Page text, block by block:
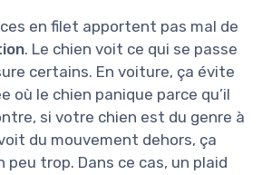
en filet apportent pas mal de
. Le chien voit ce qui se passe
certains. En voiture, ça évite
où le chien panique parce qu’il
si votre chien est du genre à
du mouvement dehors, ça
trop. Dans ce cas, un plaid